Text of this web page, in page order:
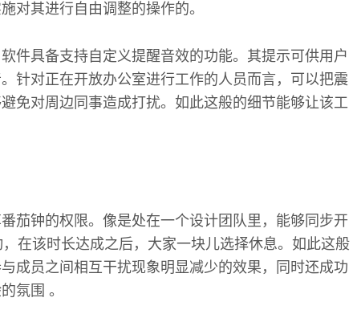
对其进行自由调整的操作的。
件具备支持自定义提醒音效的功能。其提示可供用户
针对正在开放办公室进行工作的人员而言，可以把震
免对周边同事造成打扰。如此这般的细节能够让该工
茄钟的权限。像是处在一个设计团队里，能够同步开
在该时长达成之后，大家一块儿选择休息。如此这般
成员之间相互干扰现象明显减少的效果，同时还成功
氛围 。